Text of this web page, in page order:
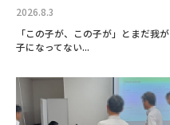
2026.8.3
「この子が、この子が」とまだ我が
子になってない...